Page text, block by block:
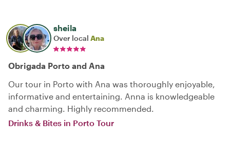
sheila
Over local Ana
Obrigada Porto and Ana
Our tour in Porto with Ana was thoroughly enjoyable,
informative and entertaining. Anna is knowledgeable
and charming. Highly recommended.
Drinks & Bites in Porto Tour